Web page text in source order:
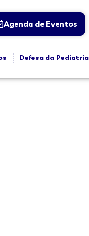
Agenda de Eventos
Defesa da Pediatria